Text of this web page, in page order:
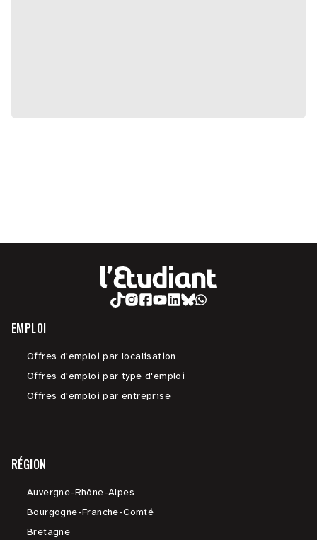
EMPLOI
Offres d'emploi par localisation
Offres d'emploi par type d'emploi
Offres d'emploi par entreprise
RÉGION
Auvergne-Rhône-Alpes
Bourgogne-Franche-Comté
Bretagne